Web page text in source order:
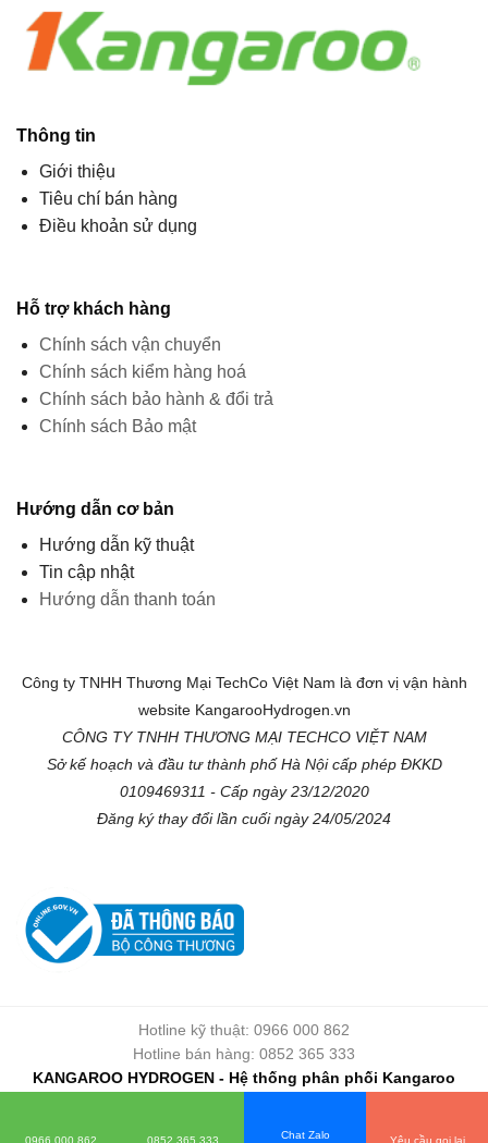
Thông tin
Giới thiệu
Tiêu chí bán hàng
Điều khoản sử dụng
Hỗ trợ khách hàng
Chính sách vận chuyển
Chính sách kiểm hàng hoá
Chính sách bảo hành & đổi trả
Chính sách Bảo mật
Hướng dẫn cơ bản
Hướng dẫn kỹ thuật
Tin cập nhật
Hướng dẫn thanh toán
Công ty TNHH Thương Mại TechCo Việt Nam là đơn vị vận hành
website KangarooHydrogen.vn
CÔNG TY TNHH THƯƠNG MẠI TECHCO VIỆT NAM
Sở kế hoạch và đầu tư thành phố Hà Nội cấp phép ĐKKD
0109469311 - Cấp ngày 23/12/2020
Đăng ký thay đổi lần cuối ngày 24/05/2024
Hotline kỹ thuật: 0966 000 862
Hotline bán hàng: 0852 365 333
KANGAROO HYDROGEN - Hệ thống phân phối Kangaroo
0966 000 862 0852 365 333 Chat Zalo Yêu cầu gọi lại